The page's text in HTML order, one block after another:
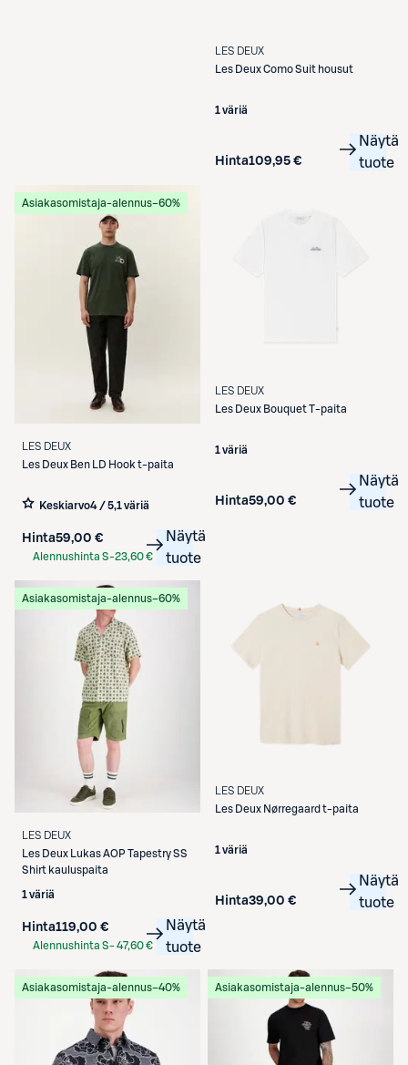
LES DEUX
Les DeuxComo Suit housut
1 väriä
Hinta109,95 €
Näytä
tuote
Asiakasomistaja-alennus−60%
LES DEUX
Les Deux Ben LD Hook t-paita
Keskiarvo4 / 5,1 väriä
Hinta59,00 €
Alennushinta S-23,60 €
Näytä
tuote
LES DEUX
Les Deux Bouquet T-paita
1 väriä
Hinta59,00 €
Näytä
tuote
Asiakasomistaja-alennus−60%
LES DEUX
Les Deux
Lukas AOP Tapestry SS
Shirt kauluspaita
1 väriä
Hinta119,00 €
Alennushinta S-47,60 €
Näytä
tuote
LES DEUX
Les Deux Nørregaard t-paita
1 väriä
Hinta39,00 €
Näytä
tuote
Asiakasomistaja-alennus−40% Asiakasomistaja-alennus−50%